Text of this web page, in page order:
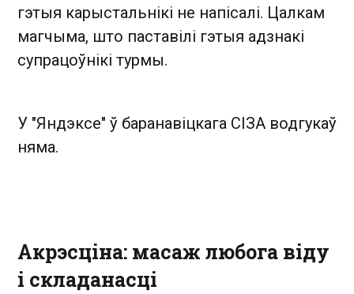
гэтыя карыстальнікі не напісалі. Цалкам
магчыма, што паставілі гэтыя адзнакі
супрацоўнікі турмы.
У "Яндэксе" ў баранавіцкага СІЗА водгукаў
няма.
Акрэсціна: масаж любога віду
і складанасці